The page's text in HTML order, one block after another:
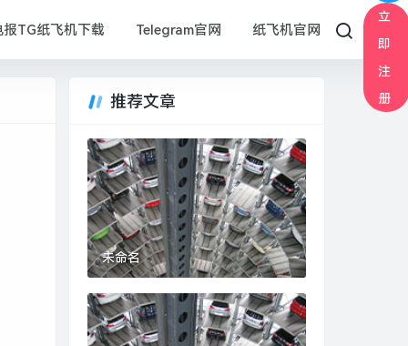
报TG纸飞机下载 Telegram官网 纸飞机官网
立
即
注
册
推荐文章
未命名